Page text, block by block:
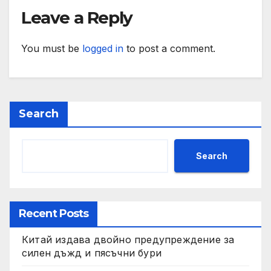
Leave a Reply
You must be logged in to post a comment.
Search
Search
Recent Posts
Китай издава двойно предупреждение за
силен дъжд и пясъчни бури